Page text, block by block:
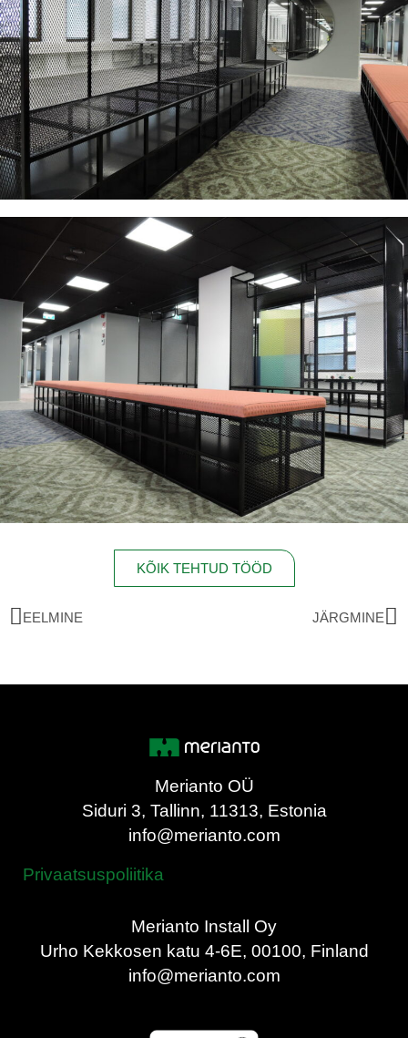
KÕIK TEHTUD TÖÖD
EELMINE JÄRGMINE
Merianto OÜ
Siduri 3, Tallinn, 11313, Estonia
info@merianto.com
Privaatsuspoliitika
Merianto Install Oy
Urho Kekkosen katu 4-6E, 00100, Finland
info@merianto.com